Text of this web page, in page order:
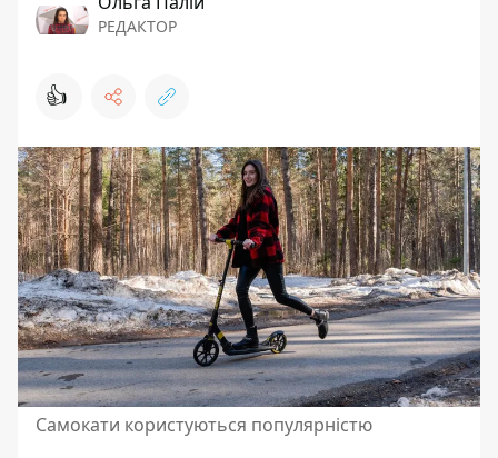
РЕДАКТОР
👍
Самокати користуються популярністю